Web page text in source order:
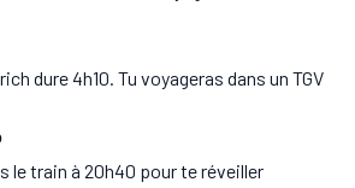
dure 4h10. Tu voyageras dans un TGV
le train à 20h40 pour te réveiller